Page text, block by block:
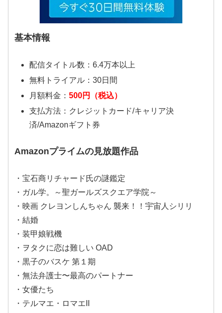
基本情報
配信タイトル数：6.4万本以上
無料トライアル：30日間
月額料金： 500円（税込）
支払方法：クレジットカード/キャリア決
済/Amazonギフト券
Amazonプライムの見放題作品
・宝石商リチャード氏の謎鑑定
・ガル学。～聖ガールズスクエア学院～
・映画 クレヨンしんちゃん 襲来！！宇宙人シリリ
・結婚
・装甲娘戦機
・ヲタクに恋は難しい OAD
・黒子のバスケ 第１期
・無法弁護士〜最高のパートナー
・女優たち
・テルマエ・ロマエII